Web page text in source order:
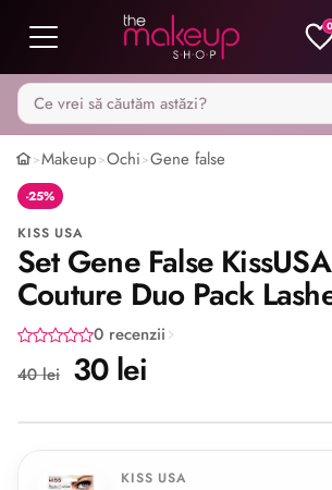
0
Caută pe MakeupShop
>Makeup>Ochi>Gene false
-25%
KISS USA
Set Gene False
Couture Duo Pack
0 recenzii
40 lei 30 lei
KISS USA